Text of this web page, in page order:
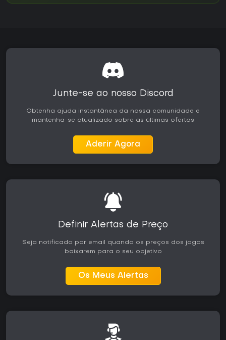
Junte-se ao nosso Discord
Obtenha ajuda instantânea da nossa comunidade e
mantenha-se atualizado sobre as últimas ofertas
Aderir Agora
Definir Alertas de Preço
Seja notificado por email quando os preços dos jogos
baixarem para o seu objetivo
Os Meus Alertas